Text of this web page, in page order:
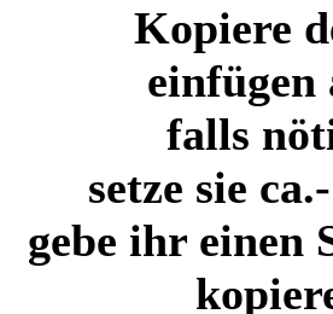
Kopiere
einfügen
falls
setze sie
gebe ihr einen